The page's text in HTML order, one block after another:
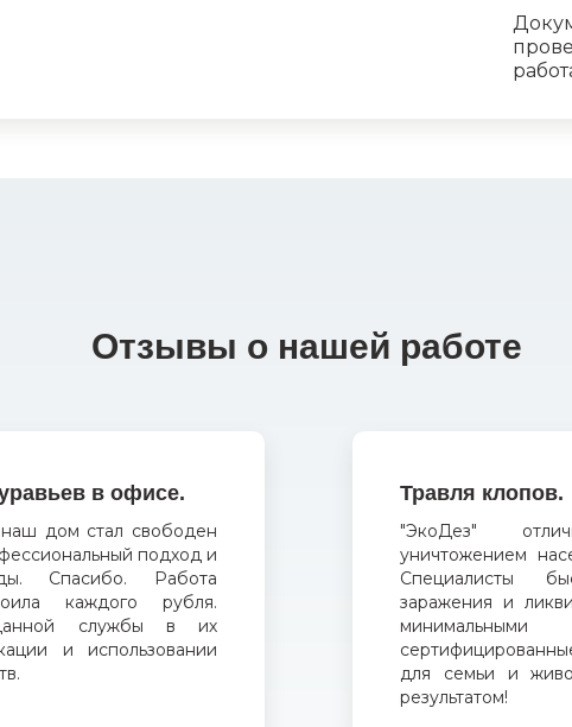
Отзывы о нашей работе
в офисе.
дом стал свободен
подход и
Спасибо. Работа
каждого рубля.
службы в их
и использовании
Травля клопов.
"ЭкоДез"
уничтожением
Специалисты
заражения и
для семьи и
результатом!